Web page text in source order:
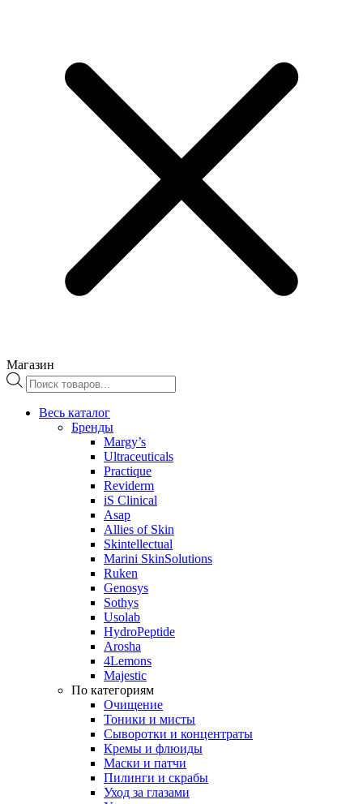
Магазин
Поиск
товаров
Весь каталог
Бренды
Margy’s
Ultraceuticals
Practique
Reviderm
iS Clinical
Asap
Allies of Skin
Skintellectual
Marini SkinSolutions
Ruken
Genosys
Sothys
Usolab
HydroPeptide
Arosha
4Lemons
Majestic
По категориям
Очищение
Тоники и мисты
Сыворотки и концентраты
Кремы и флюиды
Маски и патчи
Пилинги и скрабы
Уход за глазами